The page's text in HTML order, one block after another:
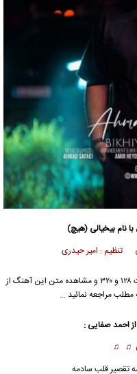
با نام بیخیالی (هیچ)
تنظیم : امیر حیدری
با کیفیت ۱۲۸ و ۳۲۰ و مشاهده متن این آهنگ از
مراجعه نمائید …
احمد صفایی :
♫ ♫
تقصیر قلب سادمه